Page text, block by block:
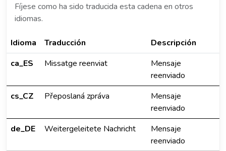
Fíjese como ha sido traducida esta cadena en otros
idiomas.
Idioma Traducción
Descripción
ca_ES
Missatge reenviat
Mensaje
reenviado
cs_CZ
Přeposlaná zpráva
Mensaje
reenviado
de_DE
Weitergeleitete Nachricht
Mensaje
reenviado